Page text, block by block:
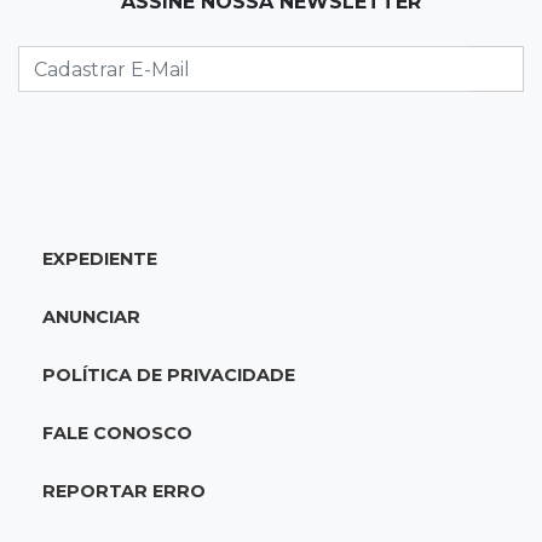
Município de MS perde 58 mil hectares e R$ 12
poste de energia elétrica
07:54Ruas bloqueadas
EXPEDIENTE
ANUNCIAR
POLÍTICA DE PRIVACIDADE
FALE CONOSCO
REPORTAR ERRO